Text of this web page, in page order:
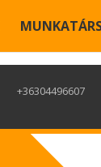
+36304496607